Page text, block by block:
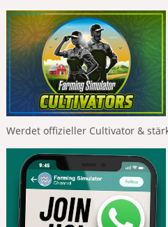
Werdet offizieller Cultivator &